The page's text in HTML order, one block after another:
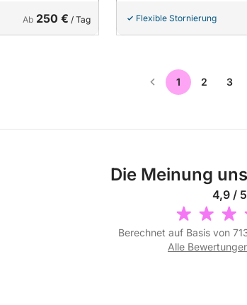
Ab 250 € / Tag Flexible Stornierung
1 2 3
Die Meinung
4,9 / 5
Berechnet auf Basis von
Alle